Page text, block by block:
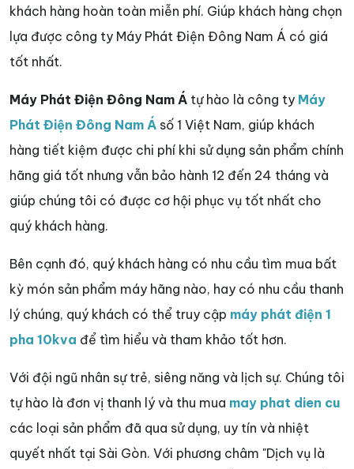
khách hàng hoàn toàn miễn phí. Giúp khách hàng chọn
lựa được công ty Máy Phát Điện Đông Nam Á có giá
tốt nhất.
Máy Phát Điện Đông Nam Á tự hào là công ty Máy
Phát Điện Đông Nam Á số 1 Việt Nam, giúp khách
hàng tiết kiệm được chi phí khi sử dụng sản phẩm chính
hãng giá tốt nhưng vẫn bảo hành 12 đến 24 tháng và
giúp chúng tôi có được cơ hội phục vụ tốt nhất cho
quý khách hàng.
Bên cạnh đó, quý khách hàng có nhu cầu tìm mua bất
kỳ món sản phẩm máy hãng nào, hay có nhu cầu thanh
lý chúng, quý khách có thể truy cập máy phát điện 1
pha 10kva để tìm hiểu và tham khảo tốt hơn.
Với đội ngũ nhân sự trẻ, siêng năng và lịch sự. Chúng tôi
tự hào là đơn vị thanh lý và thu mua may phat dien cu
các loại sản phẩm đã qua sử dụng, uy tín và nhiệt
quyết nhất tại Sài Gòn. Với phương châm "Dịch vụ là